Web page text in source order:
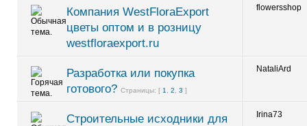
Компания WestFloraExport
цветы оптом и в розницу
westfloraexport.ru
flowersshop
Разработка или покупка
готового? Страницы: [ 1 2 3 ]
NataliArd
Строительные исходники для
Irina73